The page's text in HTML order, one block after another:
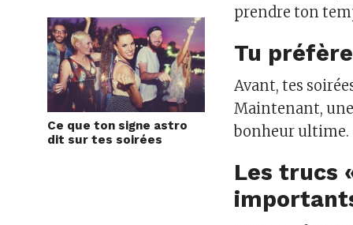
Ce que ton signe astro
dit sur tes soirées
prendre ton
Tu
Avant, tes
Maintenant,
bonheur ultime.
Les trucs